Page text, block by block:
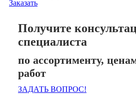
Заказать
Получите
специалиста
по ассортименту,
работ
ЗАДАТЬ ВОПРОС!